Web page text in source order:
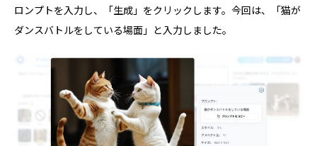
ロンプトを入力し、「生成」をクリックします。今回は、「猫が
ダンスバトルをしている場面」と入力しました。